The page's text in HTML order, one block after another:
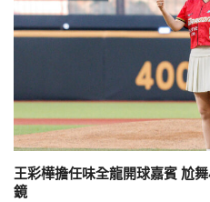
王彩樺擔任味全龍開球嘉賓 尬
鏡